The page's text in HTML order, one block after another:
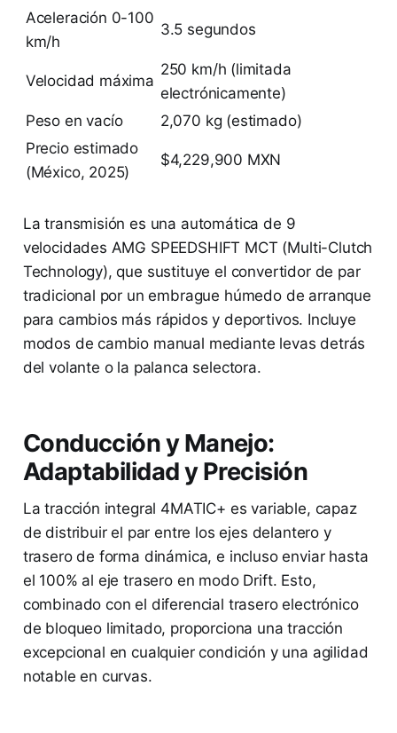
Aceleración 0-100
km/h
3.5 segundos
Velocidad máxima
250 km/h (limitada
electrónicamente)
Peso en vacío
2,070 kg (estimado)
Precio estimado
(México, 2025)
$4,229,900 MXN
La transmisión es una automática de 9
velocidades AMG SPEEDSHIFT MCT (Multi-Clutch
Technology), que sustituye el convertidor de par
tradicional por un embrague húmedo de arranque
para cambios más rápidos y deportivos. Incluye
modos de cambio manual mediante levas detrás
del volante o la palanca selectora.
Conducción y Manejo:
Adaptabilidad y Precisión
La tracción integral 4MATIC+ es variable, capaz
de distribuir el par entre los ejes delantero y
trasero de forma dinámica, e incluso enviar hasta
el 100% al eje trasero en modo Drift. Esto,
combinado con el diferencial trasero electrónico
de bloqueo limitado, proporciona una tracción
excepcional en cualquier condición y una agilidad
notable en curvas.